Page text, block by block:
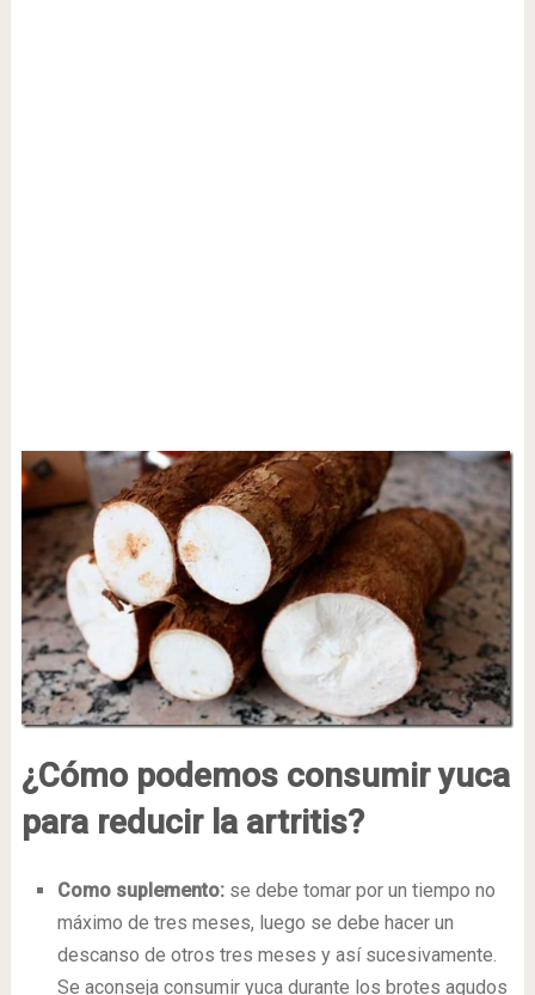
¿Cómo podemos consumir yuca
para reducir la artritis?
Como suplemento: se debe tomar por un tiempo no
máximo de tres meses, luego se debe hacer un
descanso de otros tres meses y así sucesivamente.
Se aconseja consumir yuca durante los brotes agudos